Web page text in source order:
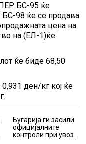
БС-95 ќе
98 ќе се продава
цена на
на (ЕЛ-1)ќе
ќе биде 68,50
ден/кг кој ќе
Бугарија ги засили
официјалните
контроли при увоз